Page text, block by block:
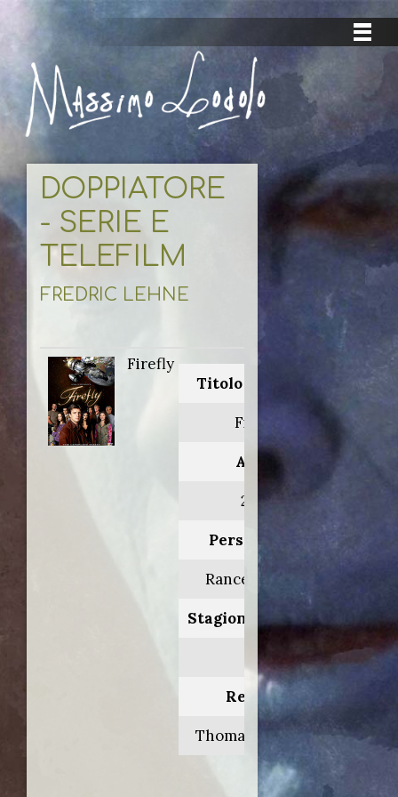
DOPPIATORE
- SERIE E
TELEFILM
FREDRIC LEHNE
Firefly
Titolo originale:
Firefly
Anno:
2003
Personaggio:
Rance Burgess
Stagione.Episodio:
1.12
Regia di:
Thomas J. Wright